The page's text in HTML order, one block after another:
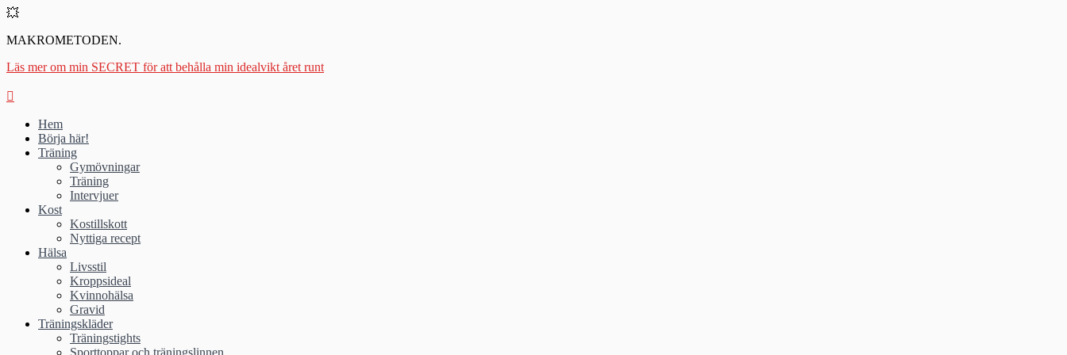
💥
MAKROMETODEN.
Läs mer om min SECRET för att behålla min idealvikt året runt
Hem
Börja här!
Träning
Gymövningar
Träning
Intervjuer
Kost
Kostillskott
Nyttiga recept
Hälsa
Livsstil
Kroppsideal
Kvinnohälsa
Gravid
Träningskläder
Träningstights
Sporttoppar och träningslinnen